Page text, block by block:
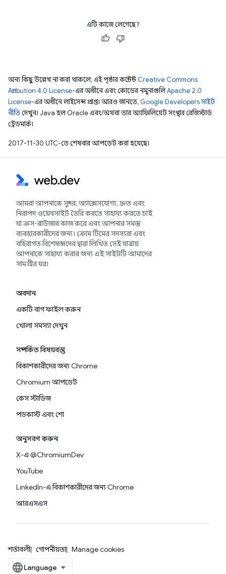
এটি কাজে লেগেছে?
অন্য কিছু উল্লেখ না করা থাকলে, এই পৃষ্ঠার কন্টেন্ট Creative Commons
Attribution 4.0 License-এর অধীনে এবং কোডের নমুনাগুলিApache 2.0
License-এর অধীনে লাইসেন্স প্রাপ্ত। আরও জানতে, Google Developers সাইট
নীতিদেখুন। Java হল Oracle এবং/অথবা তার অ্যাফিলিয়েট সংস্থার রেজিস্টার্ড
ট্রেডমার্ক।
2017-11-30 UTC-তে শেষবার আপডেট করা হয়েছে।
আমরা আপনাকে সুন্দর, অ্যাক্সেসযোগ্য, দ্রুত এবং
নিরাপদ ওয়েবসাইট তৈরি করতে সাহায্য করতে চাই
যা ক্রস-ব্রাউজার কাজ করে এবং আপনার সমস্ত
ব্যবহারকারীদের জন্য। ক্রোম টিমের সদস্যরা এবং
বহিরাগত বিশেষজ্ঞদের দ্বারা লিখিত সেই যাত্রায়
আপনাকে সাহায্য করার জন্য এই সাইটটি আমাদের
সামগ্রীর ঘর৷
অবদান
একটি বাগ ফাইল করুন
খোলা সমস্যা দেখুন
সম্পর্কিত বিষয়বস্তু
বিকাশকারীদের জন্য Chrome
Chromium আপডেট
কেস স্টাডিজ
পডকাস্ট এবং শো
অনুসরণ করুন
X-এ @ChromiumDev
YouTube
LinkedIn-এ বিকাশকারীদের জন্য Chrome
আরএসএস
শর্তাবলী গোপনীয়তা Manage cookies